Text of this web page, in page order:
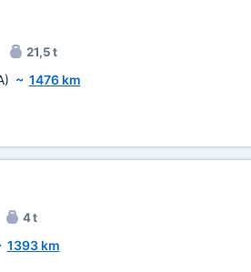
21,5 t
~ 1476 km
4 t
1393 km